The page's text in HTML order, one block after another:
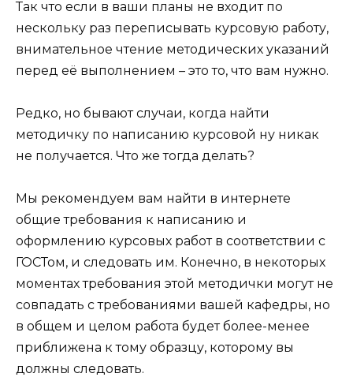
Так что если в ваши планы не входит по
нескольку раз переписывать курсовую работу,
внимательное чтение методических указаний
перед её выполнением – это то, что вам нужно.
Редко, но бывают случаи, когда найти
методичку по написанию курсовой ну никак
не получается. Что же тогда делать?
Мы рекомендуем вам найти в интернете
общие требования к написанию и
оформлению курсовых работ в соответствии с
ГОСТом, и следовать им. Конечно, в некоторых
моментах требования этой методички могут не
совпадать с требованиями вашей кафедры, но
в общем и целом работа будет более-менее
приближена к тому образцу, которому вы
должны следовать.